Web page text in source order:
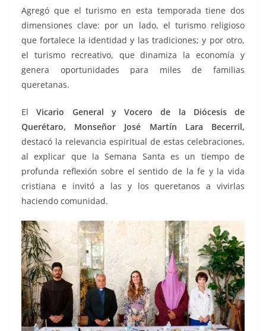
Agregó que el turismo en esta temporada tiene dos
dimensiones clave: por un lado, el turismo religioso
que fortalece la identidad y las tradiciones; y por otro,
el turismo recreativo, que dinamiza la economía y
genera oportunidades para miles de familias
queretanas.
ElVicario General y Vocero de la Diócesis de
Querétaro, Monseñor José Martín Lara Becerril,
destacó la relevancia espiritual de estas celebraciones,
al explicar que la Semana Santa es un tiempo de
profunda reflexión sobre el sentido de la fe y la vida
cristiana e invitó a las y los queretanos a vivirlas
haciendo comunidad.